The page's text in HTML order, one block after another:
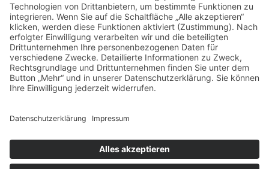
Datenschutz
Impressum
Links